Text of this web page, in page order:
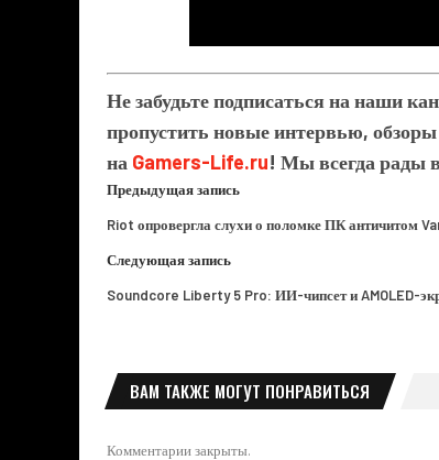
Не забудьте подписаться на наши
пропустить новые интервью,
на Gamers-Life.ru! Мы всегда рады
Предыдущая запись
Riot опровергла слухи о поломке ПК античитом
Следующая запись
Soundcore Liberty 5 Pro: ИИ-чипсет и AMOLED-
ВАМ ТАКЖЕ МОГУТ ПОНРАВИТЬСЯ
Комментарии закрыты.